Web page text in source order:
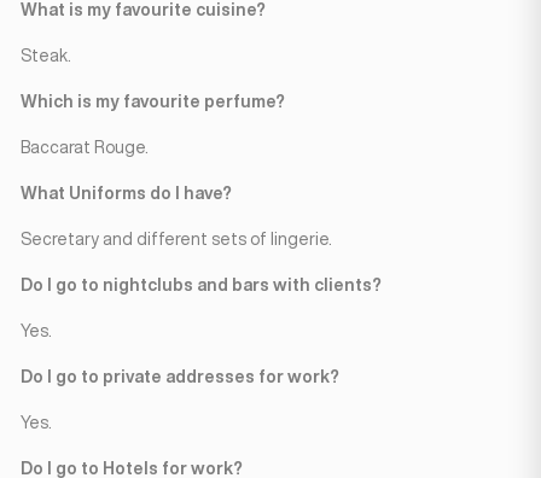
What is my favourite cuisine?
Steak.
Which is my favourite perfume?
Baccarat Rouge.
What Uniforms do I have?
Secretary and different sets of lingerie.
Do I go to nightclubs and bars with clients?
Yes.
Do I go to private addresses for work?
Yes.
Do I go to Hotels for work?